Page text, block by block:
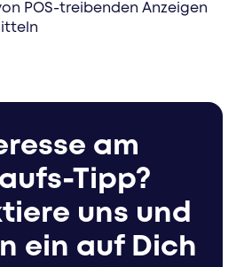
POS-treibenden Anzeigen
am
Tipp?
uns und
ein auf Dich